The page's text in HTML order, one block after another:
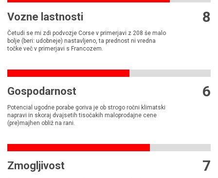
Vozne lastnosti
Četudi se mi zdi podvozje Corse v primerjavi z 208 še malo
bolje (beri: udobneje) nastavljeno, ta prednost ni vredna
točke več v primerjavi s Francozem.
8
Gospodarnost
Potencial ugodne porabe goriva je ob strogo ročni klimatski
napravi in skoraj dvajsetih tisočakih maloprodajne cene
(pre)majhen obliž na rani.
6
Zmogljivost 7